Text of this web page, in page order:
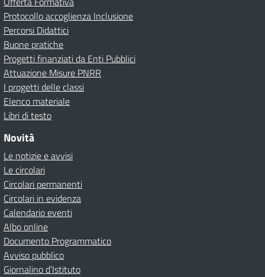
Protocollo accoglienza Inclusione
Percorsi Didattici
Buone pratiche
Progetti finanziati da Enti Pubblici
Attuazione Misure PNRR
I progetti delle classi
Elenco materiale
Libri di testo
Novità
Le notizie e avvisi
Le circolari
Circolari permanenti
Circolari in evidenza
Calendario eventi
Albo online
Documento Programmatico
Avviso pubblico
Giornalino d’Istituto